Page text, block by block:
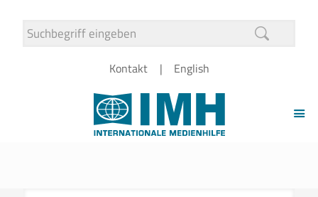
Kontakt English